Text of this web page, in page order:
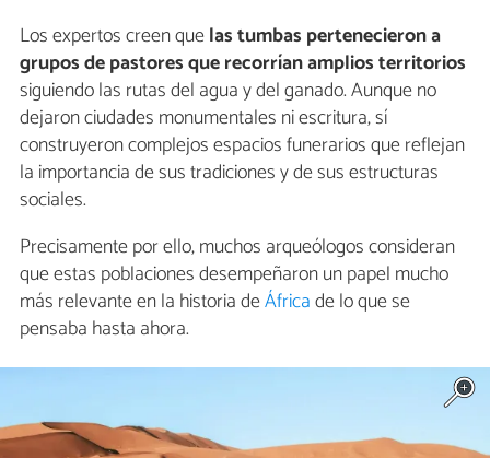
Los expertos creen quelas tumbas pertenecieron a
grupos de pastores que recorrían amplios territorios
siguiendo las rutas del agua y del ganado. Aunque no
dejaron ciudades monumentales ni escritura, sí
construyeron complejos espacios funerarios que reflejan
la importancia de sus tradiciones y de sus estructuras
sociales.
Precisamente por ello, muchos arqueólogos consideran
que estas poblaciones desempeñaron un papel mucho
más relevante en la historia deÁfricade lo que se
pensaba hasta ahora.